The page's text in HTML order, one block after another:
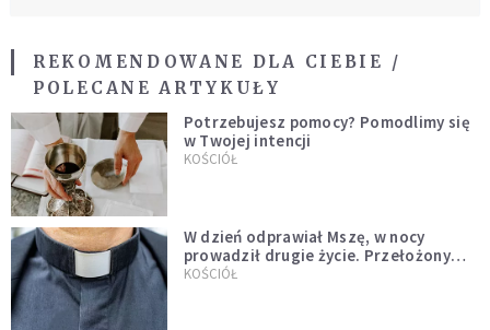
REKOMENDOWANE DLA CIEBIE /
POLECANE ARTYKUŁY
Potrzebujesz pomocy? Pomodlimy się
w Twojej intencji
KOŚCIÓŁ
W dzień odprawiał Mszę, w nocy
prowadził drugie życie. Przełożony
kazał mu opuścić zakon
KOŚCIÓŁ